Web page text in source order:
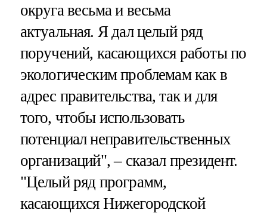
округа весьма и весьма
актуальная. Я дал целый ряд
поручений, касающихся работы по
экологическим проблемам как в
адрес правительства, так и для
того, чтобы использовать
потенциал неправительственных
организаций", – сказал президент.
"Целый ряд программ,
касающихся Нижегородской